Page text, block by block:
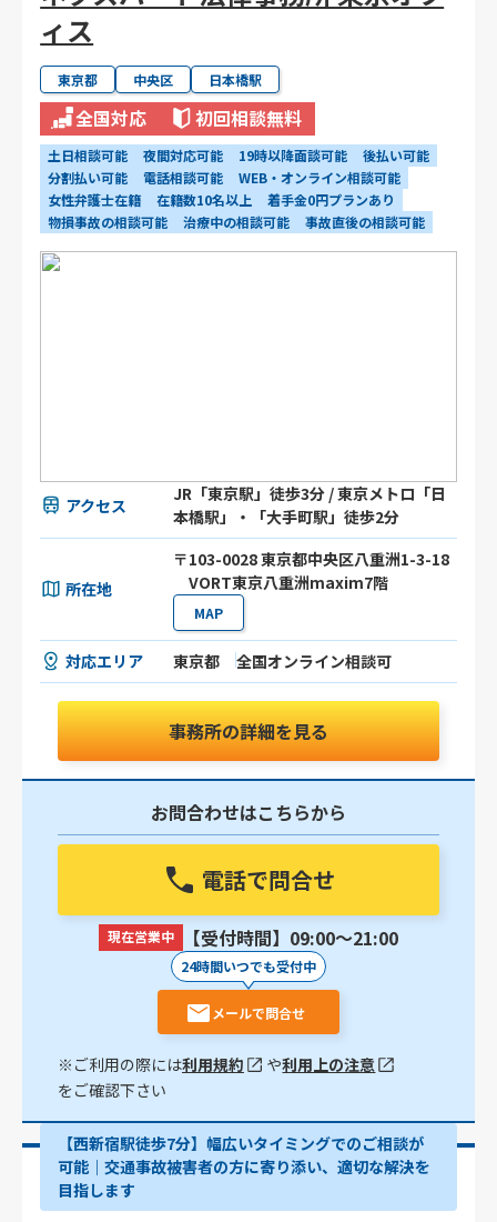
ィス
東京都 中央区 日本橋駅
全国対応 初回相談無料
土日相談可能 夜間対応可能 19時以降面談可能
後払い可能
分割払い可能
電話相談可能
WEB・オンライン相談可能
女性弁護士在籍
在籍数10名以上
着手金0円プランあり
物損事故の相談可能
治療中の相談可能 事故直後の相談可能
アクセス
JR「東京駅」徒歩3分 / 東京メトロ「日
本橋駅」・「大手町駅」徒歩2分
所在地
〒103-0028 東京都中央区八重洲1-3-18
VORT東京八重洲maxim7階
MAP
対応エリア 東京都 全国オンライン相談可
事務所の詳細を見る
お問合わせはこちらから
電話で問合せ
現在営業中 【受付時間】09:00〜21:00
24時間いつでも受付中
メールで問合せ
※ご利用の際には利用規約 や利用上の注意
をご確認下さい
【西新宿駅徒歩7分】幅広いタイミングでのご相談が
可能｜交通事故被害者の方に寄り添い、適切な解決を
目指します